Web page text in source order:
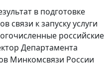
в подготовке
связи к запуску услуги
российские
Департамента
Минкомсвязи России